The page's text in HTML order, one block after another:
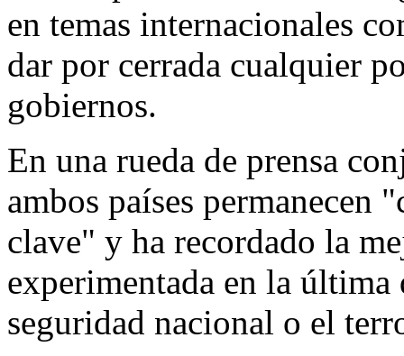
en temas internacionales
dar por cerrada cualquier
gobiernos.
En una rueda de prensa
ambos países permanecen
clave" y ha recordado la
experimentada en la última
seguridad nacional o el